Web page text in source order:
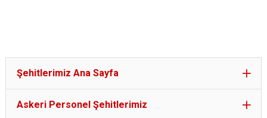
Şehitlerimiz Ana Sayfa
Askeri Personel Şehitlerimiz